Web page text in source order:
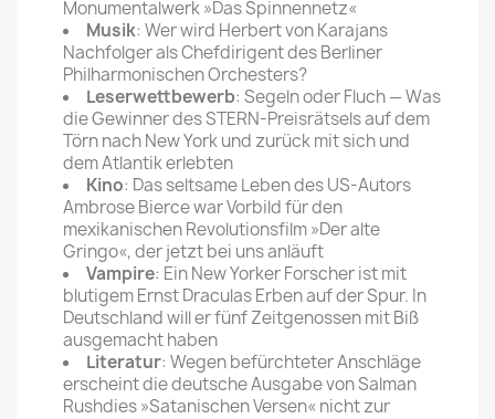
Monumentalwerk »Das Spinnennetz«
Musik: Wer wird Herbert von Karajans
Nachfolger als Chefdirigent des Berliner
Philharmonischen Orchesters?
Leserwettbewerb: Segeln oder Fluch — Was
die Gewinner des STERN-Preisrätsels auf dem
Törn nach New York und zurück mit sich und
dem Atlantik erlebten
Kino: Das seltsame Leben des US-Autors
Ambrose Bierce war Vorbild für den
mexikanischen Revolutionsfilm »Der alte
Gringo«, der jetzt bei uns anläuft
Vampire: Ein New Yorker Forscher ist mit
blutigem Ernst Draculas Erben auf der Spur. In
Deutschland will er fünf Zeitgenossen mit Biß
ausgemacht haben
Literatur: Wegen befürchteter Anschläge
erscheint die deutsche Ausgabe von Salman
Rushdies »Satanischen Versen« nicht zur